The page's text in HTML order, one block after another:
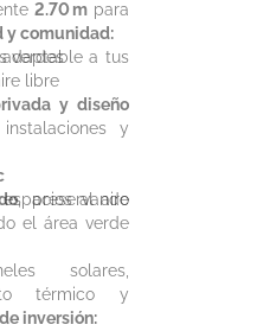
2.70 m para
a tus
y diseño
y comunidad:
verdes
libre
y
al aire
, preservando
el área verde
solares,
térmico y
inversión: